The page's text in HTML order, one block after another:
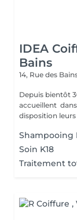
IDEA
Bains
14, Rue des
Depuis bientôt 30 ans.... Christian
accueillent
disposition leurs
Shampooing
Soin K18
Traitement